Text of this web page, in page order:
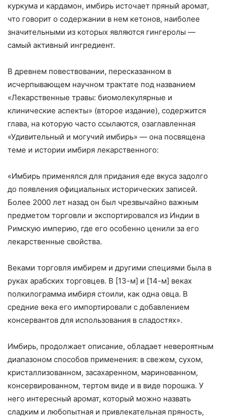
куркума и кардамон, имбирь источает пряный аромат,
что говорит о содержании в нем кетонов, наиболее
значительными из которых являются гингеролы —
самый активный ингредиент.
В древнем повествовании, пересказанном в
исчерпывающем научном трактате под названием
«Лекарственные травы: биомолекулярные и
клинические аспекты» (второе издание), содержится
глава, на которую часто ссылаются, озаглавленная
«Удивительный и могучий имбирь» — она посвящена
теме и истории имбиря лекарственного:
«Имбирь применялся для придания еде вкуса задолго
до появления официальных исторических записей.
Более 2000 лет назад он был чрезвычайно важным
предметом торговли и экспортировался из Индии в
Римскую империю, где его особенно ценили за его
лекарственные свойства.
Веками торговля имбирем и другими специями была в
руках арабских торговцев. В [13-м] и [14-м] веках
полкилограмма имбиря стоили, как одна овца. В
средние века его импортировали с добавлением
консервантов для использования в сладостях».
Имбирь, продолжает описание, обладает невероятным
диапазоном способов применения: в свежем, сухом,
кристаллизованном, засахаренном, маринованном,
консервированном, тертом виде и в виде порошка. У
него интересный аромат, который можно назвать
сладким и любопытная и привлекательная пряность,